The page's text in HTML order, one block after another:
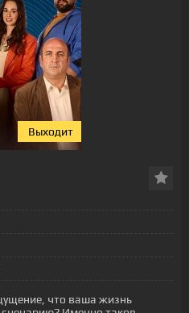
Выходит
что ваша жизнь